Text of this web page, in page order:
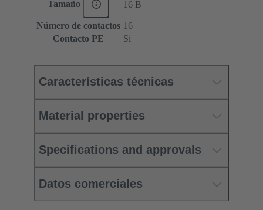
Tamaño 16 B
Número de contactos 16
Contacto PE
Sí
Características técnicas
Material properties
Specifications and approvals
Datos comerciales